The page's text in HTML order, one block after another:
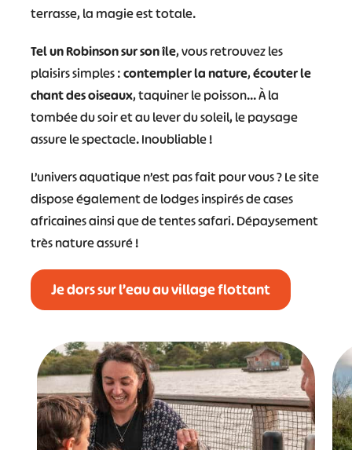
terrasse, la magie est totale.
Tel un Robinson sur son île, vous retrouvez les
plaisirs simples :contempler la nature,écouter le
chant des oiseaux, taquiner le poisson… À la
tombée du soir et au lever du soleil, le paysage
assure le spectacle. Inoubliable !
L’univers aquatique n’est pas fait pour vous ? Le site
dispose également de lodges inspirés de cases
africaines ainsi que de tentes safari. Dépaysement
très nature assuré !
Je dors sur l’eau au village flottant
# # #
#
#
#